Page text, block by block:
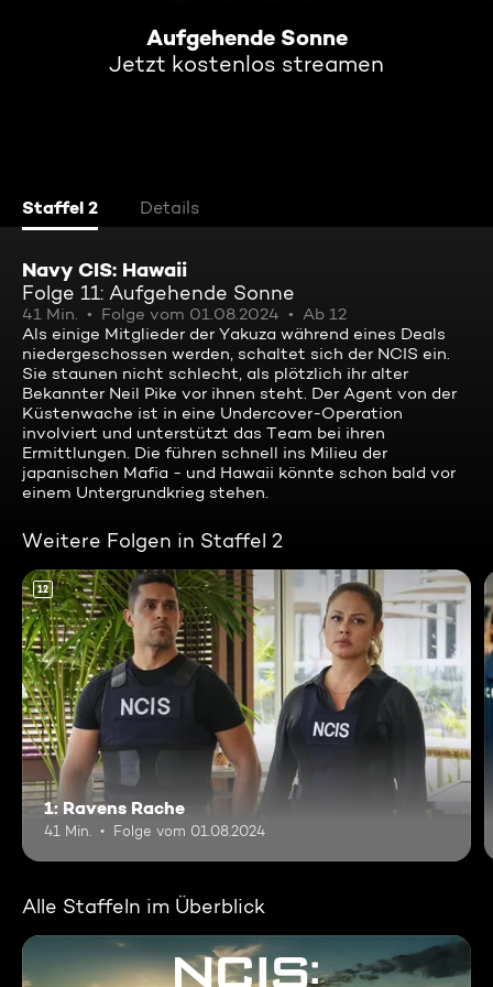
Aufgehende Sonne
Jetzt kostenlos streamen
Staffel 2 Details
Navy CIS: Hawaii
Folge 11: Aufgehende Sonne
41 Min. Folge vom 01.08.2024
Ab 12
Als einige Mitglieder der Yakuza während eines Deals
niedergeschossen werden, schaltet sich der NCIS ein.
Sie staunen nicht schlecht, als plötzlich ihr alter
Bekannter Neil Pike vor ihnen steht. Der Agent von der
Küstenwache ist in eine Undercover-Operation
involviert und unterstützt das Team bei ihren
Ermittlungen. Die führen schnell ins Milieu der
japanischen Mafia - und Hawaii könnte schon bald vor
einem Untergrundkrieg stehen.
Weitere Folgen in Staffel 2
12
1: Ravens Rache
41 Min. Folge vom 01.08.2024
Alle Staffeln im Überblick